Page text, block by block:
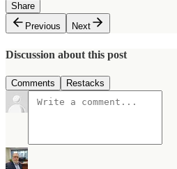
Share
Previous
Next
Discussion about this post
Comments Restacks